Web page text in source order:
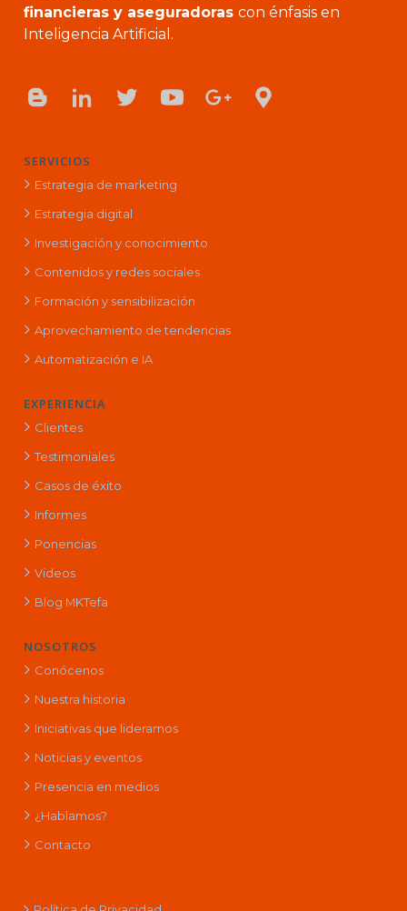
financieras y aseguradoras con énfasis en
Inteligencia Artificial.
SERVICIOS
Estrategia de marketing
Estrategia digital
Investigación y conocimiento
Contenidos y redes sociales
Formación y sensibilización
Aprovechamiento de tendencias
Automatización e IA
EXPERIENCIA
Clientes
Testimoniales
Casos de éxito
Informes
Ponencias
Videos
Blog MKTefa
NOSOTROS
Conócenos
Nuestra historia
Iniciativas que lideramos
Noticias y eventos
Presencia en medios
¿Hablamos?
Contacto